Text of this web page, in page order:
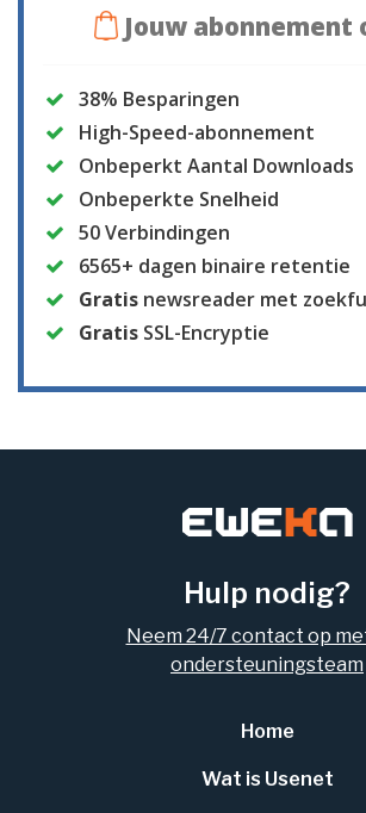
Jouw abonnement
38% Besparingen
High-Speed-abonnement
Onbeperkt Aantal Downloads
Onbeperkte Snelheid
50 Verbindingen
6565+ dagen binaire retentie
Gratisnewsreader met
GratisSSL-Encryptie
Hulp nodig?
Neem 24/7 contact op
ondersteuningsteam
Home
Wat is Usenet